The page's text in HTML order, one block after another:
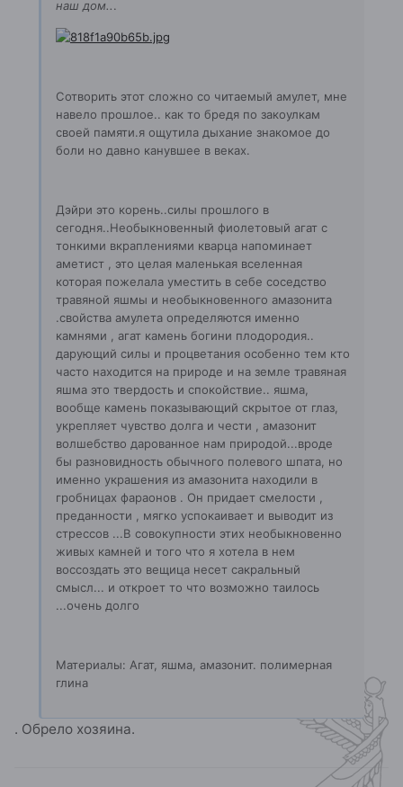
наш дом...
Сотворить этот сложно со читаемый амулет, мне
навело прошлое.. как то бредя по закоулкам
своей памяти.я ощутила дыхание знакомое до
боли но давно канувшее в веках.
Дэйри это корень..силы прошлого в
сегодня..Необыкновенный фиолетовый агат с
тонкими вкраплениями кварца напоминает
аметист , это целая маленькая вселенная
которая пожелала уместить в себе соседство
травяной яшмы и необыкновенного амазонита
.свойства амулета определяются именно
камнями , агат камень богини плодородия..
дарующий силы и процветания особенно тем кто
часто находится на природе и на земле травяная
яшма это твердость и спокойствие.. яшма,
вообще камень показывающий скрытое от глаз,
укрепляет чувство долга и чести , амазонит
волшебство дарованное нам природой...вроде
бы разновидность обычного полевого шпата, но
именно украшения из амазонита находили в
гробницах фараонов . Он придает смелости ,
преданности , мягко успокаивает и выводит из
стрессов ...В совокупности этих необыкновенно
живых камней и того что я хотела в нем
воссоздать это вещица несет сакральный
смысл... и откроет то что возможно таилось
...очень долго
Материалы: Агат, яшма, амазонит. полимерная
глина
. Обрело хозяина.